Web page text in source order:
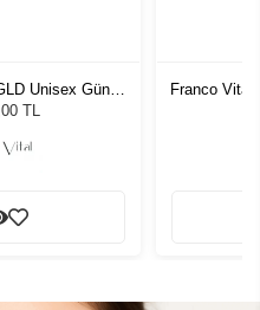
Unisex Güneş
TL
Franco Vital